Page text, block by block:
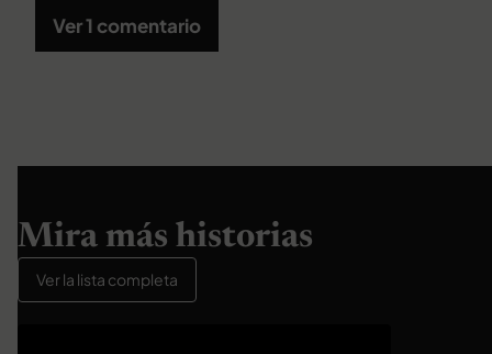
Ver 1 comentario
Mira más historias
Ver la lista completa